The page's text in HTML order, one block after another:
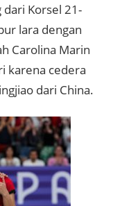
dari Korsel 21-
lara dengan
Carolina Marin
karena cedera
dari China.